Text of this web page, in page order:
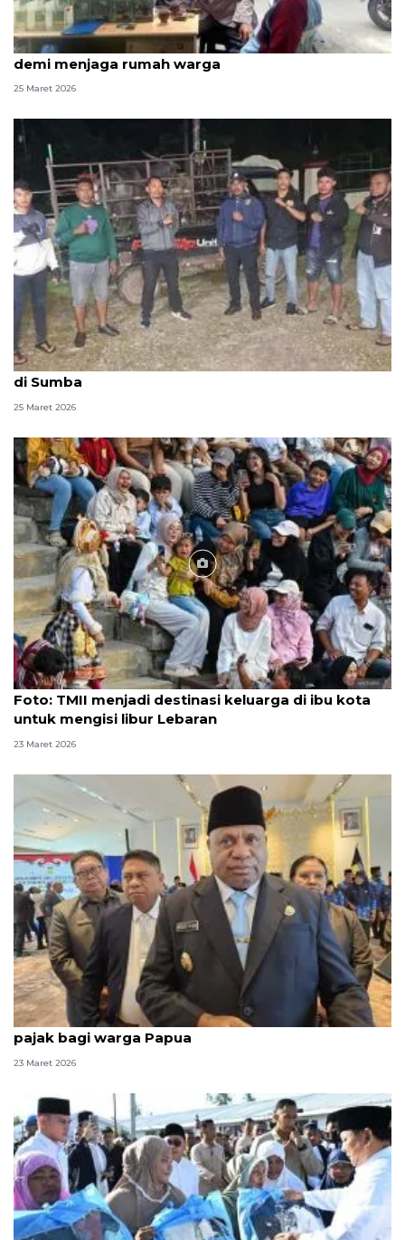
Kisah ketua RT di Pademangan yang rela tak mudik
demi menjaga rumah warga
25 Maret 2026
Polisi temukan dua kerbau warga yang dicuri orang
di Sumba
25 Maret 2026
Foto
Foto: TMII menjadi destinasi keluarga di ibu kota
untuk mengisi libur Lebaran
23 Maret 2026
Gubernur beri kado Lebaran berupa keringanan
pajak bagi warga Papua
23 Maret 2026